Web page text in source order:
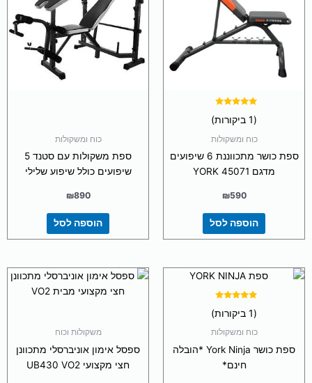
5.00
(1 ביקורות)
כוח ומשקולות
ספת כושר מתכווננת 6 שיפועים
מדגם YORK 45071
₪590
הוספה לסל
כוח ומשקולות
ספת משקולות עם סטנד 5
שיפועים כולל שיפוע שלילי
₪890
הוספה לסל
5.00
(1 ביקורות)
כוח ומשקולות
ספת כושר York Ninja *הובלה
חינם*
משקולות וכוח
ספסל אימון אוניברסלי מתכוונן
חצי מקצועי UB430 VO2